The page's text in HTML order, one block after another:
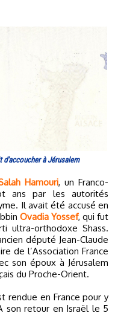
d'accoucher à Jérusalem
Hamouri, un Franco-
ans par les autorités
Il avait été accusé en
Ovadia Yossef, qui fut
ultra-orthodoxe Shass.
député Jean-Claude
de l’Association France
son époux à Jérusalem
du Proche-Orient.
rendue en France pour y
son retour en Israël le 5